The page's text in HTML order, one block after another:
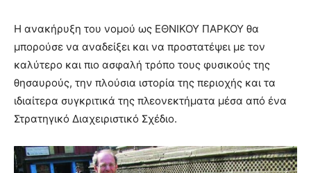
Η ανακήρυξη του νομού ως ΕΘΝΙΚΟΥ ΠΑΡΚΟΥ θα
μπορούσε να αναδείξει και να προστατέψει με τον
καλύτερο και πιο ασφαλή τρόπο τους φυσικούς της
θησαυρούς, την πλούσια ιστορία της περιοχής και τα
ιδιαίτερα συγκριτικά της πλεονεκτήματα μέσα από ένα
Στρατηγικό Διαχειριστικό Σχέδιο.